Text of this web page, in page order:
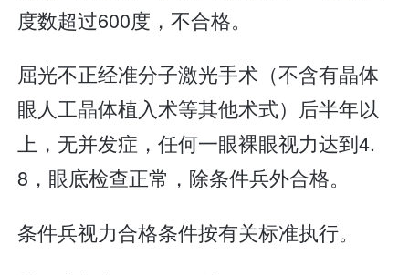
度数超过600度，不合格。
屈光不正经准分子激光手术（不含有晶体
眼人工晶体植入术等其他术式）后半年以
上，无并发症，任何一眼裸眼视力达到4.
8，眼底检查正常，除条件兵外合格。
条件兵视力合格条件按有关标准执行。